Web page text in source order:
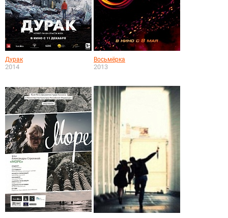
Дурак
2014
Восьмёрка
2013